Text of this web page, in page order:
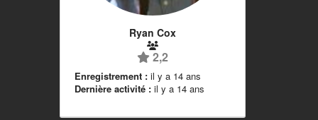
Ryan Cox
2,2
Enregistrement : il y a 14 ans
Dernière activité : il y a 14 ans